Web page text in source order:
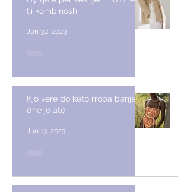
t’i kombinosh
Jun 30, 2023
Kjo verë do këto rroba banje
dhe jo ato
Jun 13, 2023